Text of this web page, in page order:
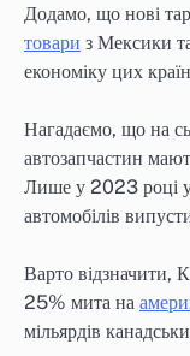
Додамо, що нові
товари з Мексики
економіку цих
Нагадаємо, що на
автозапчастин
Лише у 2023 році
автомобілів
Варто відзначити,
25% мита на
мільярдів